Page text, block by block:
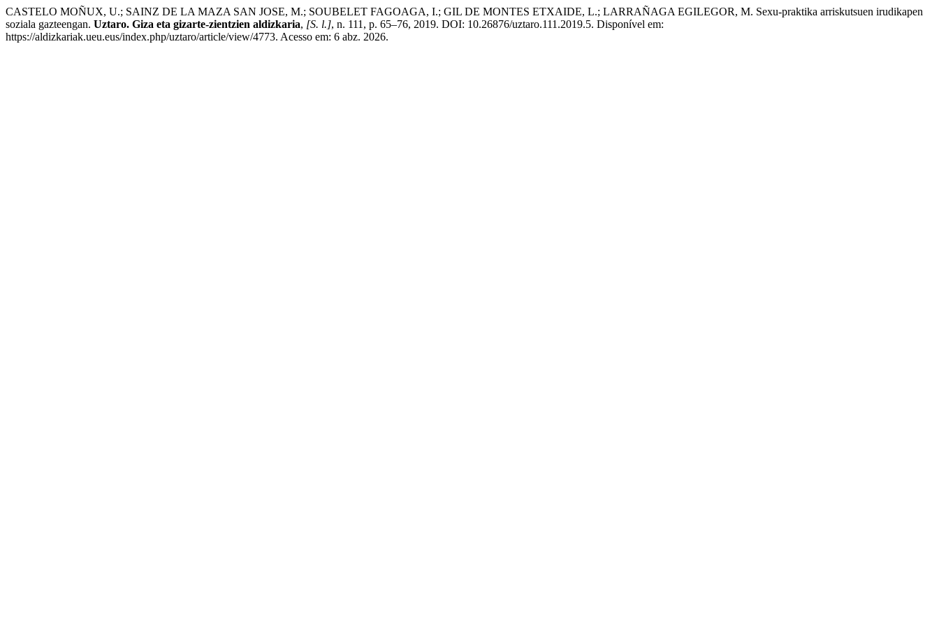
CASTELO MOÑUX, U.; SAINZ DE LA MAZA SAN JOSE, M.; SOUBELET FAGOAGA, I.; GIL DE MONTES ETXAIDE, L.; LARRAÑAGA EGILEGOR, M. Sexu-praktika arriskutsuen irudikapen
soziala gazteengan. Uztaro. Giza eta gizarte-zientzien aldizkaria, [S. l.], n. 111, p. 65–76, 2019. DOI: 10.26876/uztaro.111.2019.5. Disponível em:
https://aldizkariak.ueu.eus/index.php/uztaro/article/view/4773. Acesso em: 6 abz. 2026.